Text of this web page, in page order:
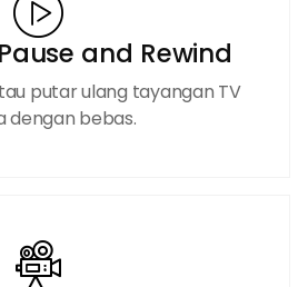
and Rewind
putar ulang tayangan TV
dengan bebas.